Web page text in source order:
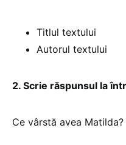
Titlul textului
Autorul textului
2. Scrie răspunsul la
Ce vârstă avea Matilda?